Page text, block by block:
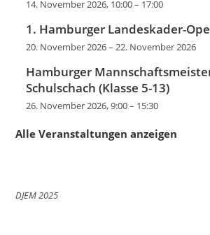
14. November 2026, 10:00– 17:00
1. Hamburger Landeskader-
20. November 2026–22. November 2026
Hamburger
Schulschach (Klasse 5-13)
26. November 2026, 9:00– 15:30
Alle Veranstaltungen anzeigen
DJEM 2025